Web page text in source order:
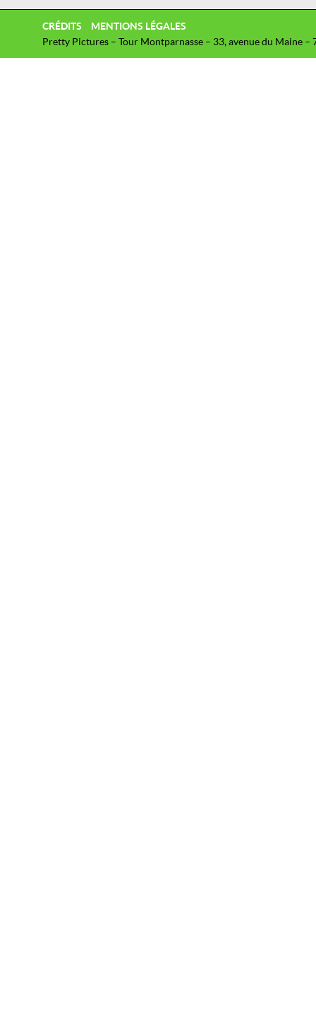
CRÉDITS
MENTIONS LÉGALES
Pretty Pictures – Tour Montparnasse – 33, avenue du Maine –